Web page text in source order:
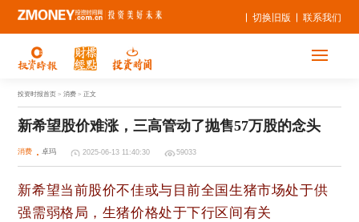
联系我们
切换旧版
投资时报首页 > 消费 > 正文
新希望股价难涨，三高管动了抛售57万股的念头
消费 卓玛 2025-06-13 11:40:30 59033
新希望当前股价不佳或与目前全国生猪市场处于供
强需弱格局，生猪价格处于下行区间有关